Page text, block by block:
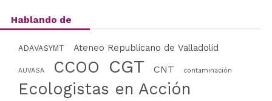
Hablando de
ADAVASYMT Ateneo Republicano de Valladolid
AUVASA CCOO CGT CNT contaminación
Ecologistas en Acción